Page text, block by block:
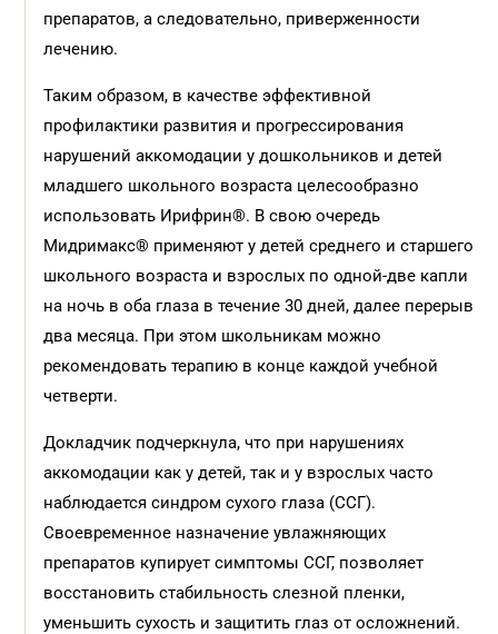
препаратов, а следовательно, приверженности
лечению.
Таким образом, в качестве эффективной
профилактики развития и прогрессирования
нарушений аккомодации у дошкольников и детей
младшего школьного возраста целесообразно
использовать Ирифрин®. В свою очередь
Мидримакс® применяют у детей среднего и старшего
школьного возраста и взрослых по одной-две капли
на ночь в оба глаза в течение 30 дней, далее перерыв
два месяца. При этом школьникам можно
рекомендовать терапию в конце каждой учебной
четверти.
Докладчик подчеркнула, что при нарушениях
аккомодации как у детей, так и у взрослых часто
наблюдается синдром сухого глаза (ССГ).
Своевременное назначение увлажняющих
препаратов купирует симптомы ССГ, позволяет
восстановить стабильность слезной пленки,
уменьшить сухость и защитить глаз от осложнений.